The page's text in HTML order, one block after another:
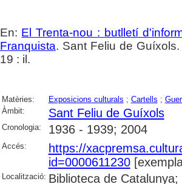
En: El Trenta-nou : butlletí
Franquista. Sant Feliu de
19 : il.
Matèries: Exposicions culturals ; Cartells ;
Àmbit:
Sant Feliu de Guíxols
Cronologia: 1936 - 1939; 2004
Accés:
https://
id=0000611230
Localització: Biblioteca de